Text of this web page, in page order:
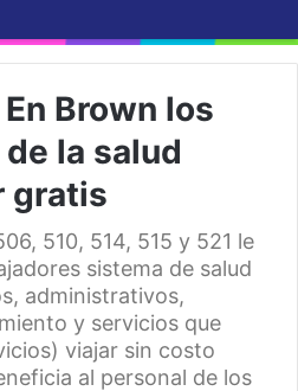
Brown los
la salud
gratis
510, 514, 515 y 521 le
sistema de salud
administrativos,
y servicios que
viajar sin costo
al personal de los